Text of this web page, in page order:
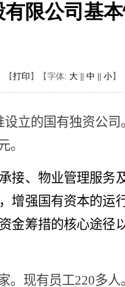
限公司基
【字体: 大 || 中 || 小】
【打印 】
立的国有独资公
。
接、物业管理服务
增强国有资本的运
金筹措的核心途径
。现有员工220多人